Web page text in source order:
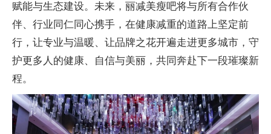
赋能与生态建设。未来，丽减美瘦吧将与所有合作伙
伴、行业同仁同心携手，在健康减重的道路上坚定前
行，让专业与温暖、让品牌之花开遍走进更多城市，守
护更多人的健康、自信与美丽，共同奔赴下一段璀璨新
程。